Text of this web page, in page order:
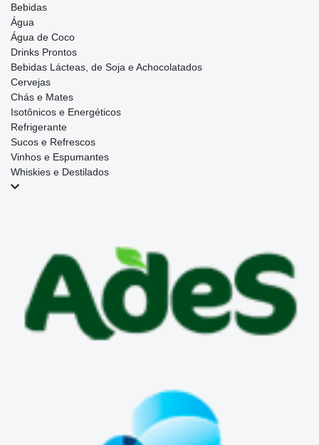
Bebidas
Água
Água de Coco
Drinks Prontos
Bebidas Lácteas, de Soja e Achocolatados
Cervejas
Chás e Mates
Isotônicos e Energéticos
Refrigerante
Sucos e Refrescos
Vinhos e Espumantes
Whiskies e Destilados